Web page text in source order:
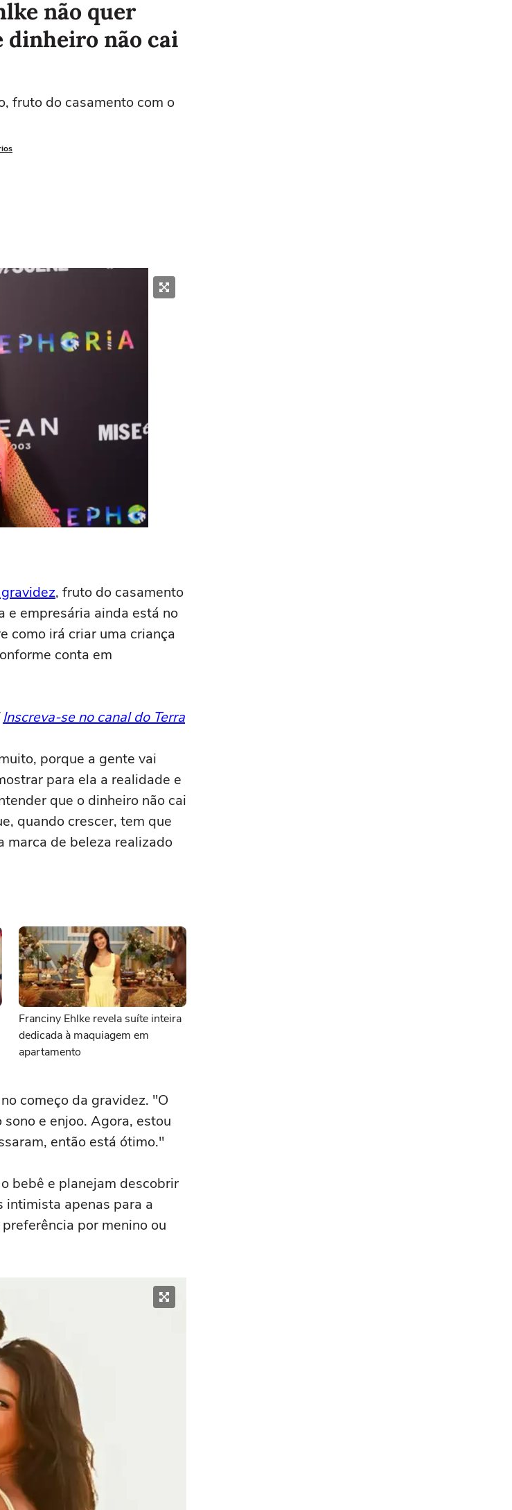
não quer
dinheiro não cai
fruto do casamento com o
, fruto do casamento
e empresária ainda está no
como irá criar uma criança
conta em
Inscreva-se no canal do Terra
porque a gente vai
para ela a realidade e
que o dinheiro não cai
quando crescer, tem que
marca de beleza realizado
Franciny Ehlke revela suíte inteira
dedicada à maquiagem em
apartamento
começo da gravidez. "O
e enjoo. Agora, estou
então está ótimo."
bebê e planejam descobrir
intimista apenas para a
por menino ou